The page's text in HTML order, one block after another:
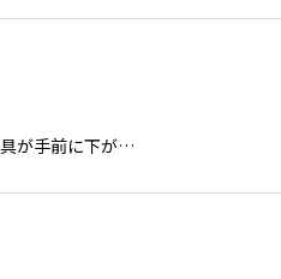
が手前に下が…